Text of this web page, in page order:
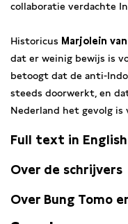
collaboratie verdachte
Historicus Marjolein
dat er weinig bewijs is
betoogt dat de anti-
steeds doorwerkt, en
Nederland het gevolg is
Full text in English
How should we
Independence? How
and violent time, in
Over de schrijvers
Marjolein van Pageeis
Over Bung Tomo